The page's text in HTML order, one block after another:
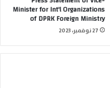
Minister for Int'l Organizations
of DPRK Foreign Ministry
27 نوفمبر، 2023